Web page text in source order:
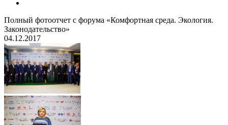
Полный фотоотчет с форума «Комфортная среда. Экология.
Законодательство»
04.12.2017